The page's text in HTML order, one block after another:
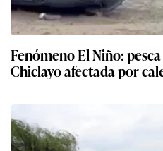
Fenómeno El Niño:
Chiclayo afectada por